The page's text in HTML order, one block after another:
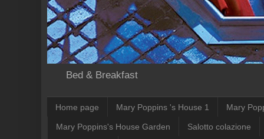
Bed & Breakfast
Home page Mary Poppins 's House 1 Mary
Mary Poppins's House Garden Salotto colazione